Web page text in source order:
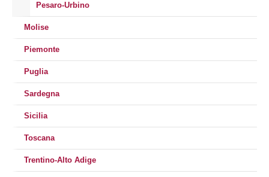
Pesaro-Urbino
Molise
Piemonte
Puglia
Sardegna
Sicilia
Toscana
Trentino-Alto Adige